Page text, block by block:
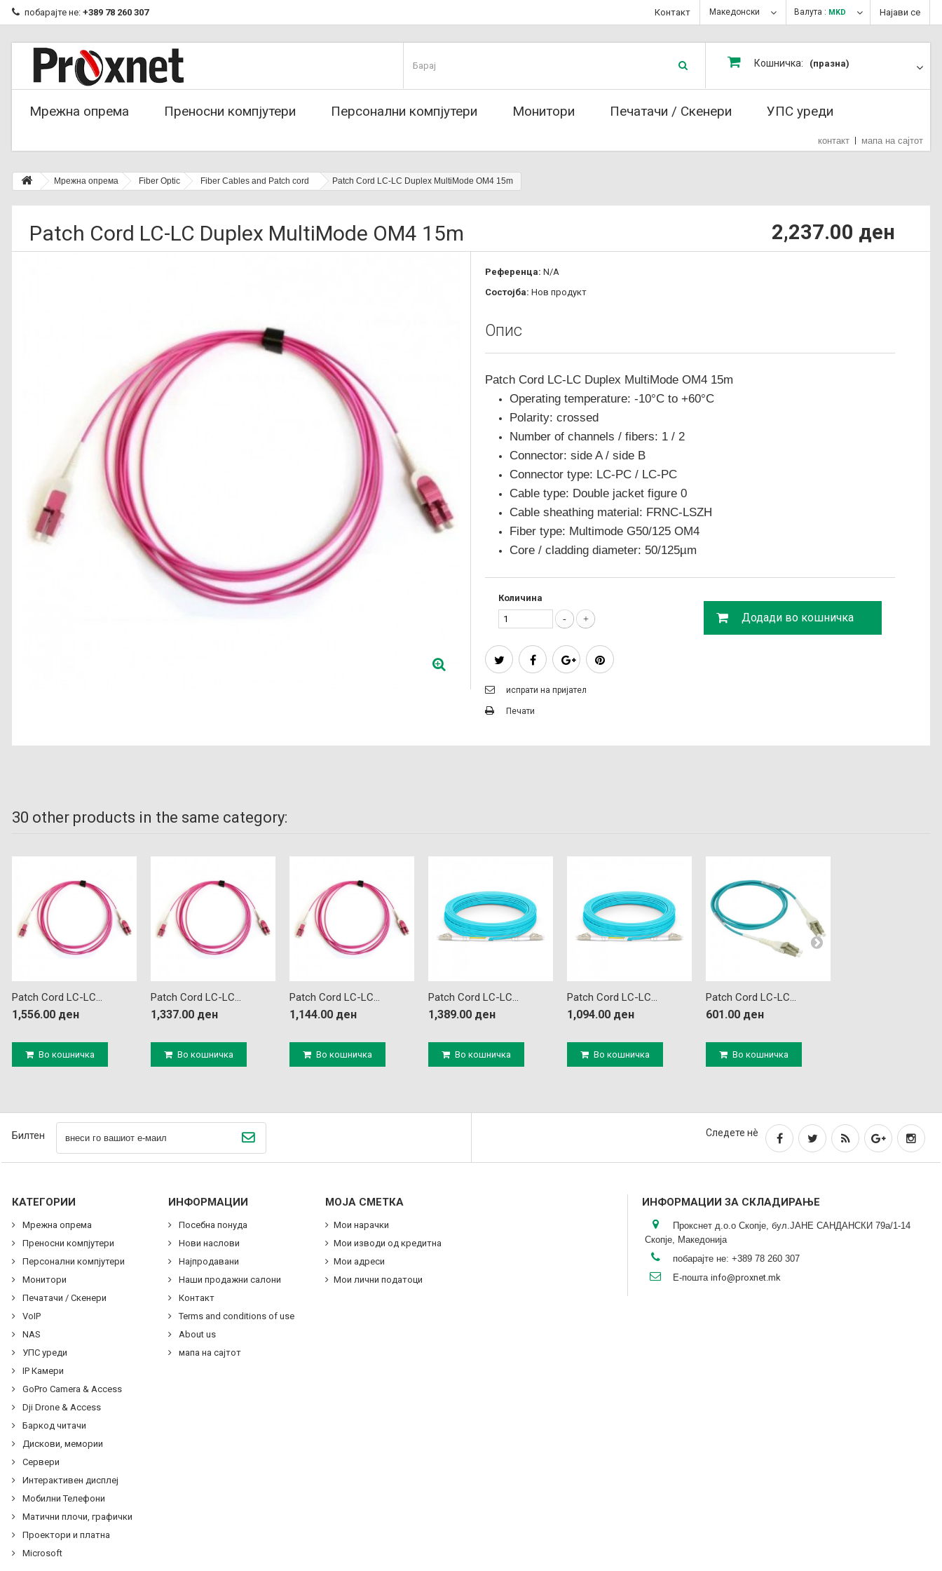
Најави се
Валута : MKD
Македонски
Контакт
побарајте не: +389 78 260 307
Кошничка: (празна)
Мрежна опрема Преносни компјутери Персонални компјутери Монитори Печатачи / Скенери УПС уреди
контакт мапа на сајтот
Мрежна опрема Fiber Optic Fiber Cables and Patch cord Patch Cord LC-LC Duplex MultiMode OM4 15m
Patch Cord LC-LC Duplex MultiMode OM4 15m 2,237.00 ден
Референца: N/A
Состојба: Нов продукт
Опис
Patch Cord LC-LC Duplex MultiMode OM4 15m
Operating temperature: -10°C to +60°C
Polarity: crossed
Number of channels / fibers: 1 / 2
Connector: side A / side B
Connector type: LC-PC / LC-PC
Cable type: Double jacket figure 0
Cable sheathing material: FRNC-LSZH
Fiber type: Multimode G50/125 OM4
Core / cladding diameter: 50/125µm
Количина
Додади во кошничка
испрати на пријател
Печати
30 other products in the same category:
Patch Cord LC-LC...
1,556.00 ден
Во кошничка
Patch Cord LC-LC...
1,337.00 ден
Во кошничка
Patch Cord LC-LC...
1,144.00 ден
Во кошничка
Patch Cord LC-LC...
1,389.00 ден
Во кошничка
Patch Cord LC-LC...
1,094.00 ден
Во кошничка
Patch Cord LC-LC...
601.00 ден
Во кошничка
Билтен Следете нè
КАТЕГОРИИ
Мрежна опрема
Преносни компјутери
Персонални компјутери
Монитори
Печатачи / Скенери
VoIP
NAS
УПС уреди
IP Камери
GoPro Camera & Access
Dji Drone & Access
Баркод читачи
Дискови, мемории
Сервери
Интерактивен дисплеј
Мобилни Телефони
Матични плочи, графички
Проектори и платна
Microsoft
ИНФОРМАЦИИ
Посебна понуда
Нови наслови
Најпродавани
Наши продажни салони
Контакт
Terms and conditions of use
About us
мапа на сајтот
МОЈА СМЕТКА
Мои нарачки
Мои изводи од кредитна
Мои адреси
Мои лични податоци
ИНФОРМАЦИИ ЗА СКЛАДИРАЊЕ
Прокснет д.о.о Скопје, бул.ЈАНЕ САНДАНСКИ 79а/1-14
Скопје, Македонија
побарајте не:+389 78 260 307
Е-поштаinfo@proxnet.mk